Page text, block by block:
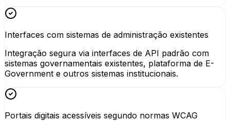
Interfaces com sistemas de administração existentes
Integração segura via interfaces de API padrão com
sistemas governamentais existentes, plataforma de E-
Government e outros sistemas institucionais.
Portais digitais acessíveis segundo normas WCAG